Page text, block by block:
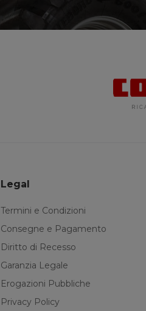
Legal
Termini e Condizioni
Consegne e Pagamento
Diritto di Recesso
Garanzia Legale
Erogazioni Pubbliche
Privacy Policy